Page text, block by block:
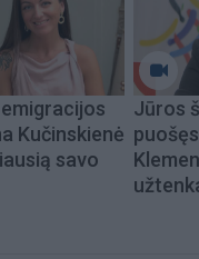
Kučinskienė
savo
Jūros